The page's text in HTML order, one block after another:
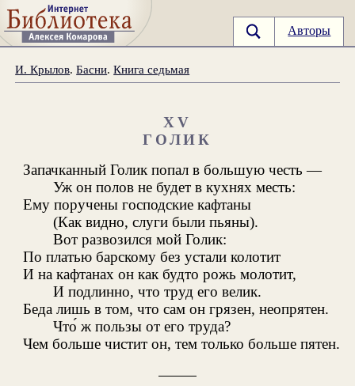
Авторы
И. Крылов.Басни.Книга седьмая
XV
ГОЛИК
Запачканный Голик попал в большую честь —
Уж он полов не будет в кухнях месть:
Ему поручены господские кафтаны
(Как видно, слуги были пьяны).
Вот развозился мой Голик:
По платью барскому без устали колотит
И на кафтанах он как будто рожь молотит,
И подлинно, что труд его велик.
Беда лишь в том, что сам он грязен, неопрятен.
Что́ ж пользы от его труда?
Чем больше чистит он, тем только больше пятен.